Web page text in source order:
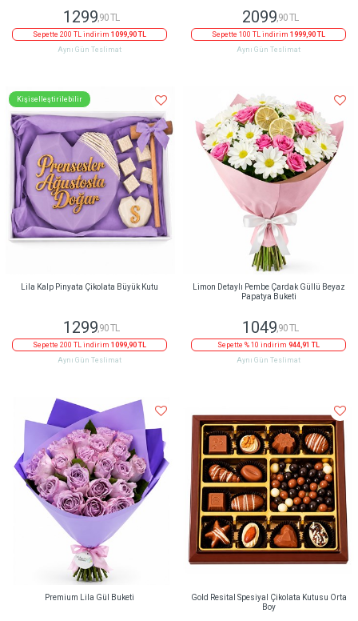
1299 ,90 TL
Sepette 200 TL indirim 1099,90 TL
Aynı Gün Teslimat
2099 ,90 TL
Sepette 100 TL indirim 1999,90 TL
Aynı Gün Teslimat
Kişiselleştirilebilir
Lila Kalp Pinyata Çikolata Büyük Kutu
1299,90 TL
Sepette 200 TL indirim 1099,90 TL
Aynı Gün Teslimat
Limon Detaylı Pembe Çardak Güllü Beyaz
Papatya Buketi
1049,90 TL
Sepette % 10 indirim 944,91 TL
Aynı Gün Teslimat
Premium Lila Gül Buketi
Gold Resital Spesiyal Çikolata Kutusu Orta
Boy